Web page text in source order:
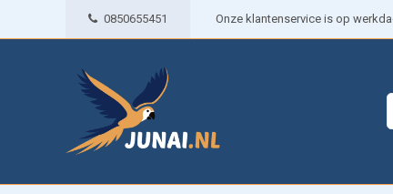
0850655451 Onze klantenservice is op